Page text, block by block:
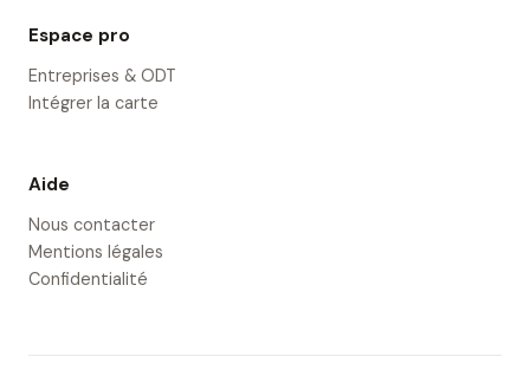
Espace pro
Entreprises & ODT
Intégrer la carte
Aide
Nous contacter
Mentions légales
Confidentialité